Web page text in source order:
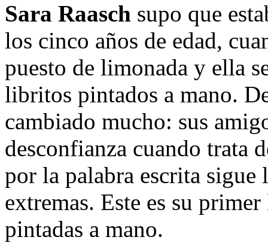
Sara Raasch supo que
los cinco años de edad,
puesto de limonada y ella
libritos pintados a mano.
cambiado mucho: sus
desconfianza cuando trata
por la palabra escrita
extremas. Este es su
pintadas a mano.